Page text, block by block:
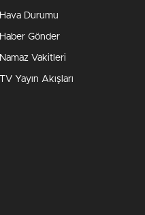
Hava Durumu
Haber Gönder
Namaz Vakitleri
TV Yayın Akışları